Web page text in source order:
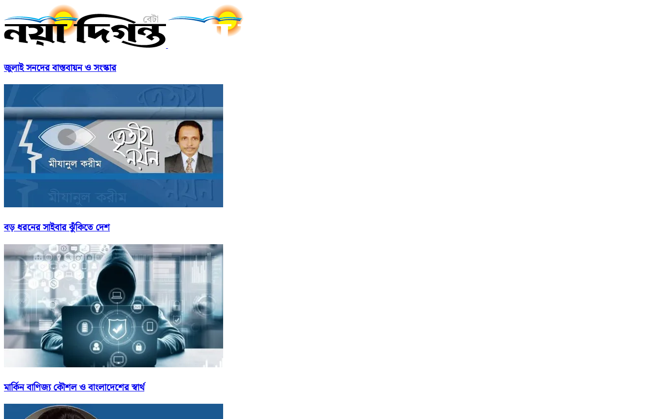
জুলাই সনদের বাস্তবায়ন ও সংস্কার
বড় ধরনের সাইবার ঝুঁকিতে দেশ
মার্কিন বাণিজ্য কৌশল ও বাংলাদেশের স্বার্থ